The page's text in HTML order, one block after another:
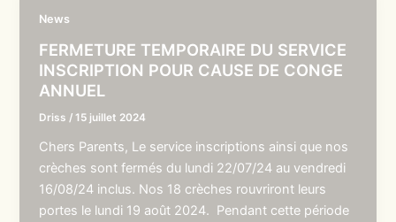
News
FERMETURE TEMPORAIRE DU SERVICE
INSCRIPTION POUR CAUSE DE CONGE
ANNUEL
Driss /15 juillet 2024
Chers Parents, Le service inscriptions ainsi que nos
crèches sont fermés du lundi 22/07/24 au vendredi
16/08/24 inclus. Nos 18 crèches rouvriront leurs
portes le lundi 19 août 2024. Pendant cette période